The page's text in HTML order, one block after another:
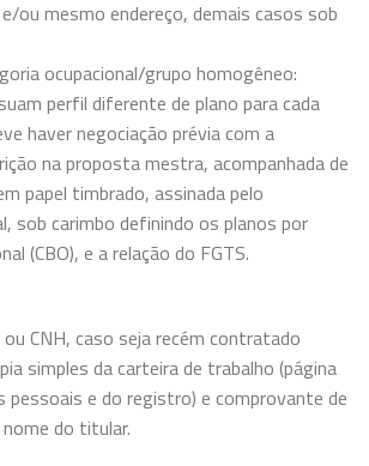
ou mesmo endereço, demais casos sob
ocupacional/grupo homogêneo:
perfil diferente de plano para cada
haver negociação prévia com a
na proposta mestra, acompanhada de
papel timbrado, assinada pelo
sob carimbo definindo os planos por
(CBO), e a relação do FGTS.
ou CNH, caso seja recém contratado
simples da carteira de trabalho (página
e do registro) e comprovante de
do titular.